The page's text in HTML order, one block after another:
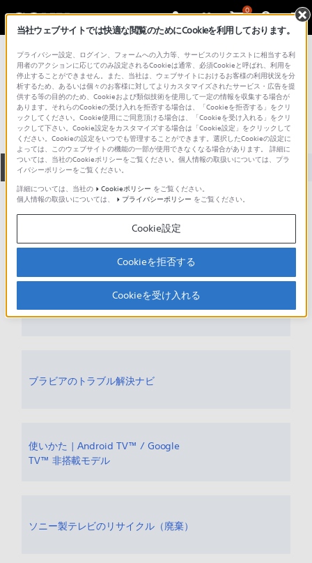
0
総合サポート・お問い合わせ 液晶テレビ
LDM-3210
全て ダウンロード 取扱説明書 Q&A
製品に関する重要なお知らせ
お知らせ
人気のトピック
ブラビアの知って得する豆知識
ブラビアのトラブル解決ナビ
使いかた | Android TV™ / Google
TV™ 非搭載モデル
ソニー製テレビのリサイクル（廃棄）
当社ウェブサイトでは快適な閲覧のためにCookieを利用しております。
プライバシー設定、ログイン、フォームへの入力等、サービスのリクエストに相当する利
用者のアクションに応じてのみ設定されるCookieは通常、必須Cookieと呼ばれ、利用を
停止することができません。また、当社は、ウェブサイトにおけるお客様の利用状況を分
析するため、あるいは個々のお客様に対してよりカスタマイズされたサービス・広告を提
供する等の目的のため、Cookieおよび類似技術を使用して一定の情報を収集する場合が
あります。それらのCookieの受け入れを拒否する場合は、「Cookieを拒否する」をクリ
ックしてください。Cookie使用にご同意頂ける場合は、「Cookieを受け入れる」をクリ
ックして下さい。Cookie設定をカスタマイズする場合は「Cookie設定」をクリックして
ください。Cookieの設定をいつでも管理することができます。選択したCookieの設定に
よっては、このウェブサイトの機能の一部が使用できなくなる場合があります。 詳細に
ついては、当社のCookieポリシーをご覧ください。個人情報の取扱いについては、プラ
イバシーポリシーをご覧ください。
詳細については、当社の
Cookieポリシー をご覧ください。
個人情報の取扱いについては、
プライバシーポリシー をご覧ください。
Cookie設定
Cookieを拒否する
Cookieを受け入れる